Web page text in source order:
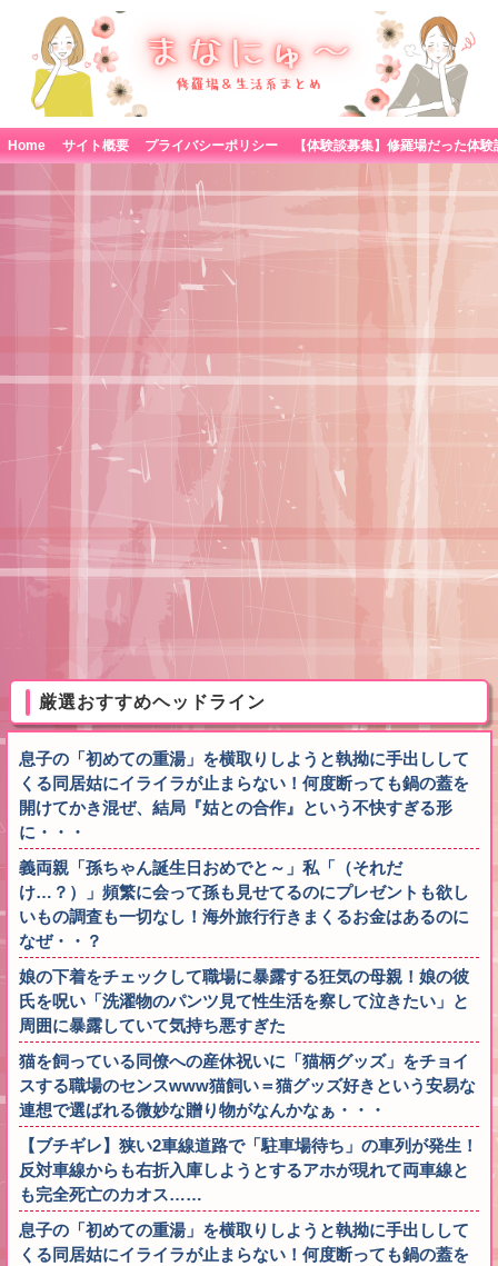
Home サイト概要 プライバシーポリシー
厳選おすすめヘッドライン
息子の「初めての重湯」を横取りしようと執拗に手出しして
くる同居姑にイライラが止まらない！何度断っても鍋の蓋を
開けてかき混ぜ、結局『姑との合作』という不快すぎる形
に・・・
義両親「孫ちゃん誕生日おめでと～」私「（それだ
け…？）」頻繁に会って孫も見せてるのにプレゼントも欲し
いもの調査も一切なし！海外旅行行きまくるお金はあるのに
なぜ・・？
娘の下着をチェックして職場に暴露する狂気の母親！娘の彼
氏を呪い「洗濯物のパンツ見て性生活を察して泣きたい」と
周囲に暴露していて気持ち悪すぎた
猫を飼っている同僚への産休祝いに「猫柄グッズ」をチョイ
スする職場のセンスwww猫飼い＝猫グッズ好きという安易な
連想で選ばれる微妙な贈り物がなんかなぁ・・・
【ブチギレ】狭い2車線道路で「駐車場待ち」の車列が発生！
反対車線からも右折入庫しようとするアホが現れて両車線と
も完全死亡のカオス……
息子の「初めての重湯」を横取りしようと執拗に手出しして
くる同居姑にイライラが止まらない！何度断っても鍋の蓋を